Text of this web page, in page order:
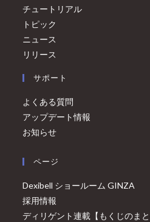
チュートリアル
トピック
ニュース
リリース
サポート
よくある質問
アップデート情報
お知らせ
ページ
Dexibell ショールーム GINZA
採用情報
ディリゲント連載【もくじのまと